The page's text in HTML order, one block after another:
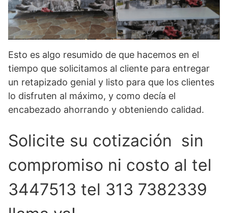
Esto es algo resumido de que hacemos en el
tiempo que solicitamos al cliente para entregar
un retapizado genial y listo para que los clientes
lo disfruten al máximo, y como decía el
encabezado ahorrando y obteniendo calidad.
Solicite su cotización sin
compromiso ni costo al tel
3447513 tel 313 7382339